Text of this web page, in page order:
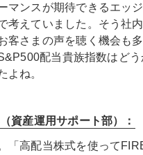
マンスが期待できるエッ
考えていました。そう社
客さまの声を聴く機会も
配当貴族指数はど
よね。
資産運用サポート部）：
「高配当株式を使って